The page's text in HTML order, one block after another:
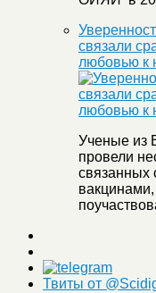
связали
любовью к
Ученые из
провели
связанных
Твиты от